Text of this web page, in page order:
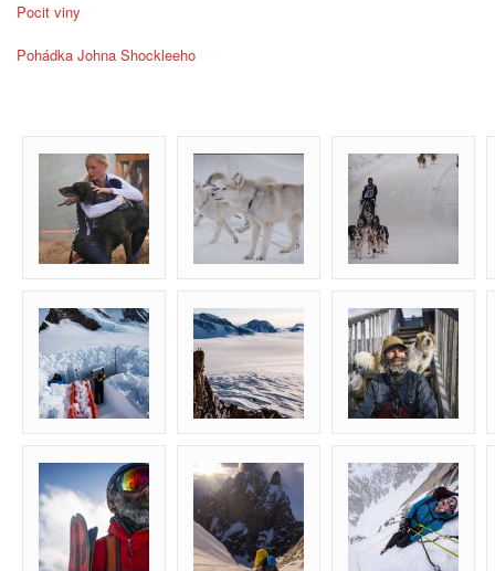
Pocit viny
Pohádka Johna Shockleeho